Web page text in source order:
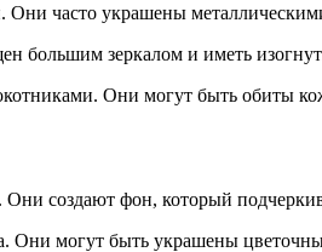
часто украшены
большим зеркалом и иметь
Они могут быть обиты
создают фон, который
Они могут быть украшены